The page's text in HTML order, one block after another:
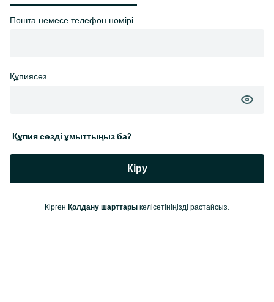
Пошта немесе телефон нөмірі
Құпиясөз
Құпия сөзді ұмыттыңыз ба?
Кіру
Кірген Қолдану шарттары келісетініңізді растайсыз.